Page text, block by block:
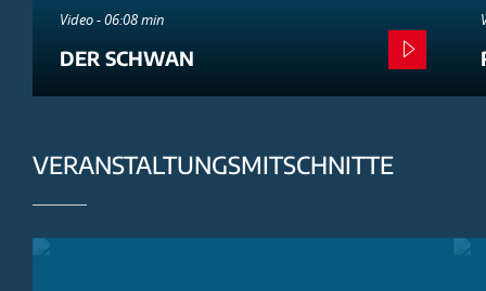
Video - 06:08 min
DER SCHWAN
VERANSTALTUNGSMITSCHNITTE